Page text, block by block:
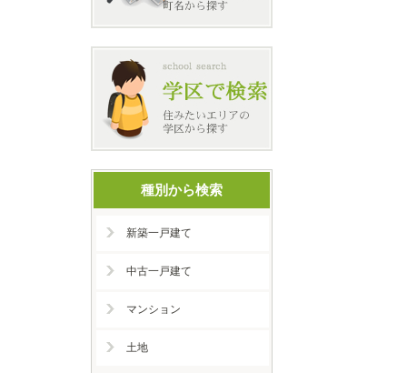
種別から検索
新築一戸建て
中古一戸建て
マンション
土地